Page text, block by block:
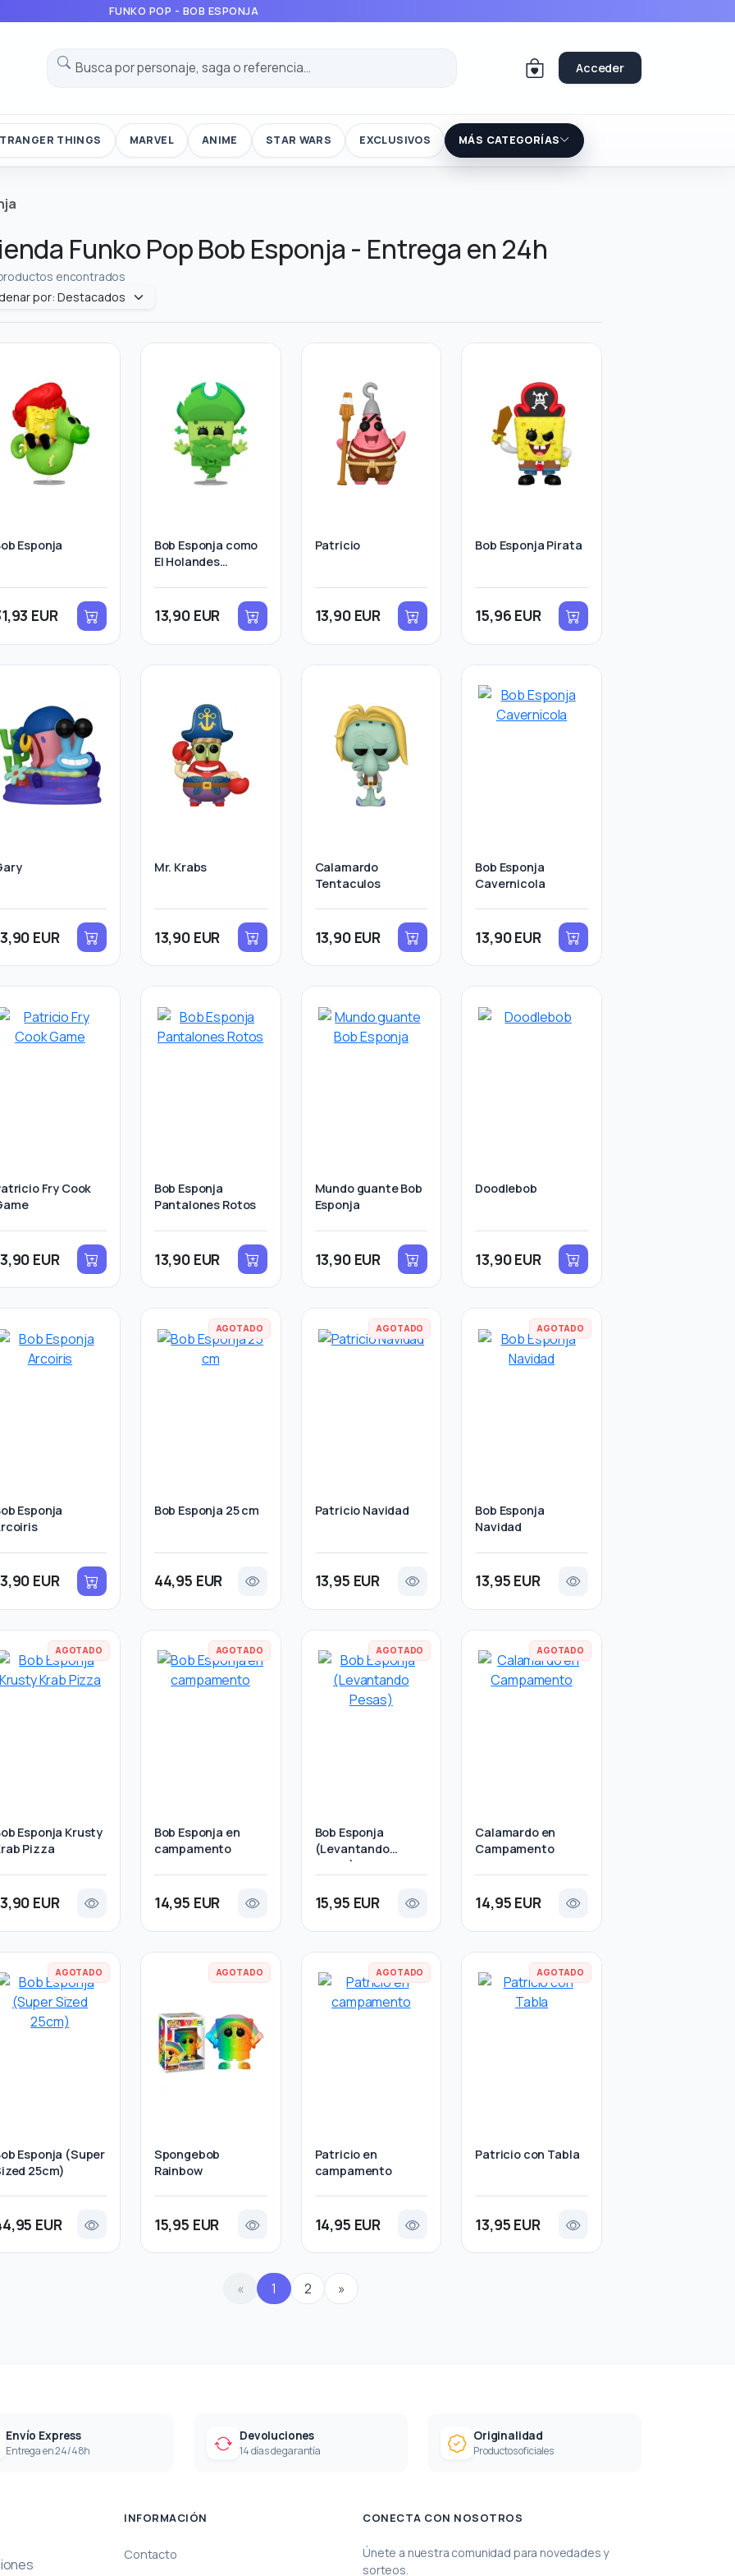
FUNKO POP - BOB ESPONJA
Acceder
THINGS MARVEL ANIME STAR WARS EXCLUSIVOS MÁS CATEGORÍAS
Funko Pop Bob Esponja - Entrega en 24h
encontrados
Esponja
EUR
Bob Esponja como
El Holandes
13,90 EUR
Patricio
13,90 EUR
Bob Esponja Pirata
15,96 EUR
EUR
Mr. Krabs
13,90 EUR
Calamardo
Tentaculos
13,90 EUR
Bob Esponja
Cavernicola
13,90 EUR
Fry Cook
EUR
Bob Esponja
Pantalones Rotos
13,90 EUR
Mundo guante Bob
Esponja
13,90 EUR
Doodlebob
13,90 EUR
Esponja
EUR
AGOTADO
Bob Esponja 25 cm
44,95 EUR
AGOTADO
Patricio Navidad
13,95 EUR
AGOTADO
Bob Esponja
Navidad
13,95 EUR
AGOTADO
Esponja Krusty
Pizza
EUR
AGOTADO
Bob Esponja en
campamento
14,95 EUR
AGOTADO
Bob Esponja
(Levantando
Pesas)
15,95 EUR
AGOTADO
Calamardo en
Campamento
14,95 EUR
AGOTADO
Esponja (Super
25cm)
EUR
AGOTADO
Spongebob
Rainbow
15,95 EUR
AGOTADO
Patricio en
campamento
14,95 EUR
AGOTADO
Patricio con Tabla
13,95 EUR
« 1 2 »
Envío Express
Entrega en 24/48h
Devoluciones
14 días de garantía
Originalidad
Productos oficiales
INFORMACIÓN
Contacto
CONECTA CON NOSOTROS
Únete a nuestra comunidad para novedades y
sorteos.